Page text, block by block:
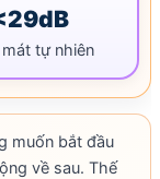
tự nhiên
muốn bắt đầu
về sau. Thế